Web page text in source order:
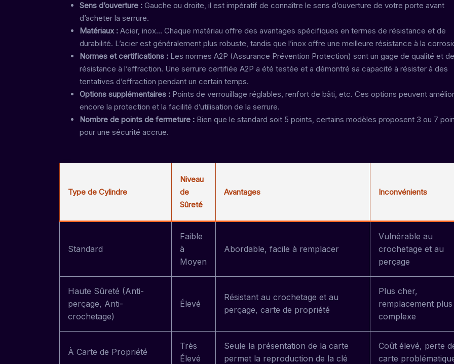
Sens d’ouverture : Gauche ou droite, il est impératif de connaître le sens d’ouverture de votre porte avant
d’acheter la serrure.
Matériaux : Acier, inox… Chaque matériau offre des avantages spécifiques en termes de résistance et de
durabilité. L’acier est généralement plus robuste, tandis que l’inox offre une meilleure résistance à la
Normes et certifications : Les normes A2P (Assurance Prévention Protection) sont un gage de qualité et de
résistance à l’effraction. Une serrure certifiée A2P a été testée et a démontré sa capacité à résister à des
tentatives d’effraction pendant un certain temps.
Options supplémentaires : Points de verrouillage réglables, renfort de bâti, etc. Ces options peuvent
encore la protection et la facilité d’utilisation de la serrure.
Nombre de points de fermeture : Bien que le standard soit 5 points, certains modèles proposent 3 ou 7
pour une sécurité accrue.
Type de Cylindre
Niveau
de
Sûreté
Avantages Inconvénients
Standard
Faible
à
Moyen
Abordable, facile à remplacer
Vulnérable au
crochetage et au
perçage
Haute Sûreté (Anti-
perçage, Anti-
crochetage)
Élevé
Résistant au crochetage et au
perçage, carte de propriété
Plus cher,
remplacement plus
complexe
À Carte de Propriété
Très
Élevé
Seule la présentation de la carte
permet la reproduction de la clé
Coût élevé, perte
carte